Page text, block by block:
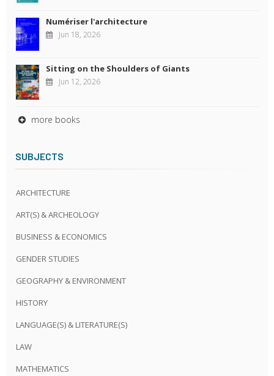
Numériser l'architecture
Jun 18, 2026
Sitting on the Shoulders of Giants
Jun 12, 2026
more books
SUBJECTS
ARCHITECTURE
ART(S) & ARCHEOLOGY
BUSINESS & ECONOMICS
GENDER STUDIES
GEOGRAPHY & ENVIRONMENT
HISTORY
LANGUAGE(S) & LITERATURE(S)
LAW
MATHEMATICS